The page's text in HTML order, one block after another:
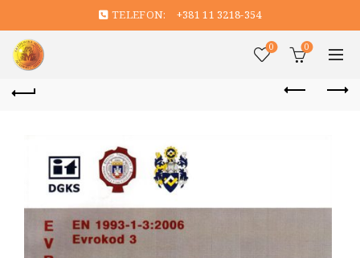
TELEFON: +381 11 3218-354
0 0